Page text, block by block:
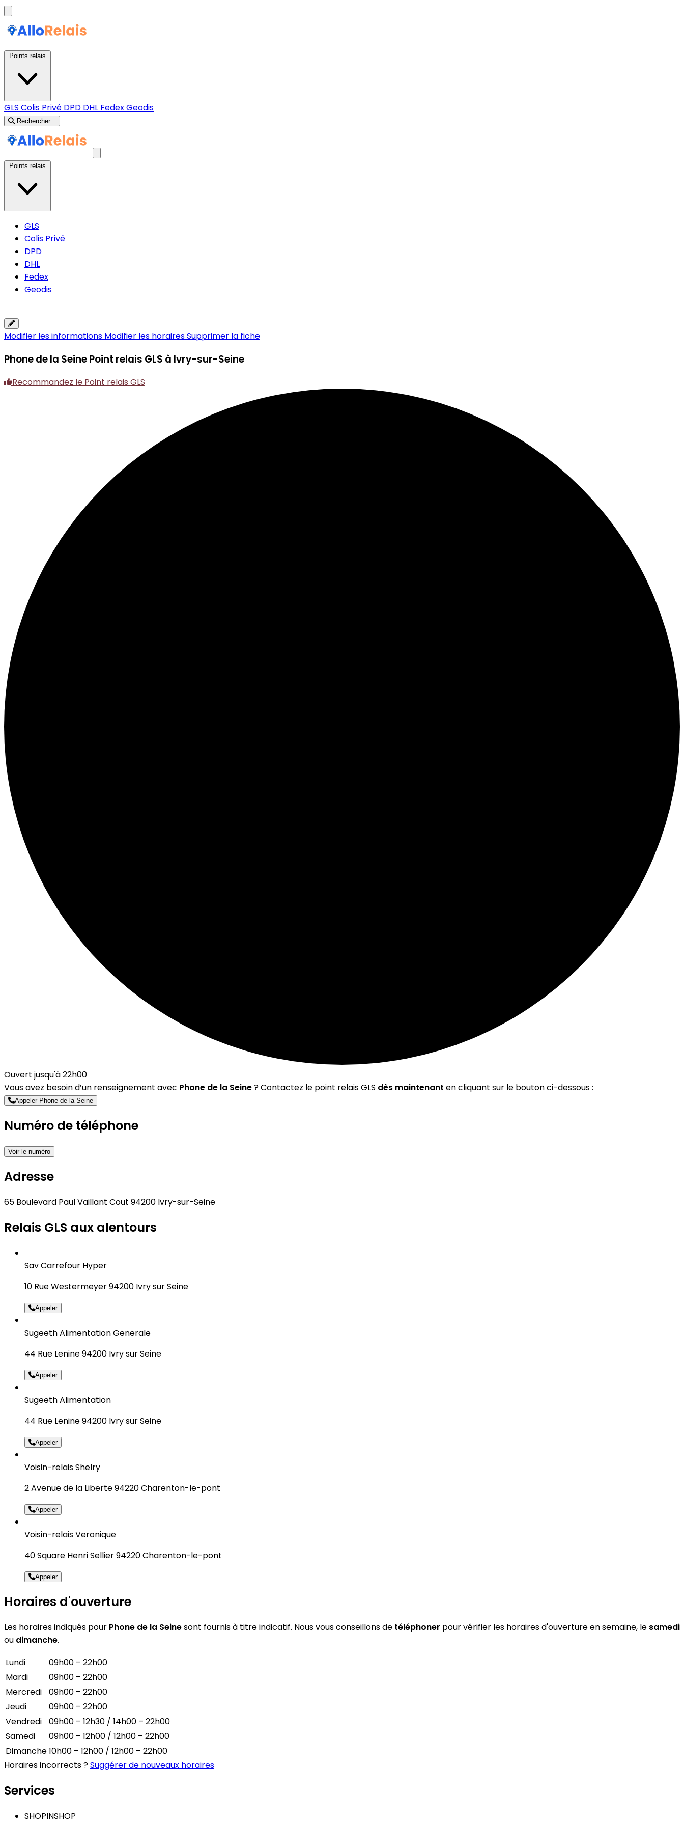
GLS Colis Privé DPD DHL FedexGeodis
Rechercher...
GLS
Colis Privé
DPD
DHL
Fedex
Geodis
Modifier les informations Modifier les horairesSupprimer la fiche
Phone de la SeinePoint relais GLS à Ivry-sur-Seine
Recommandez le Point relais GLS
Ouvert jusqu'à 22h00
Vous avez besoin d’un renseignement avec Phone de la Seine? Contactez le point relais GLS dès maintenant en cliquant sur le bouton ci-dessous :
Appeler Phone de la Seine
Numéro de téléphone
Voir le numéro
Adresse
65 Boulevard Paul Vaillant Cout 94200 Ivry-sur-Seine
Relais GLS aux alentours
Sav Carrefour Hyper
10 Rue Westermeyer 94200 Ivry sur Seine
Appeler
Sugeeth Alimentation Generale
44 Rue Lenine 94200 Ivry sur Seine
Appeler
Sugeeth Alimentation
44 Rue Lenine 94200 Ivry sur Seine
Appeler
Voisin-relais Shelry
2 Avenue de la Liberte 94220 Charenton-le-pont
Appeler
Voisin-relais Veronique
40 Square Henri Sellier 94220 Charenton-le-pont
Appeler
Horaires d'ouverture
Les horaires indiqués pour Phone de la Seinesont fournis à titre indicatif. Nous vous conseillons de téléphoner pour vérifier les horaires d'ouverture en semaine, le samedi
ou dimanche.
Lundi
09h00 – 22h00
Mardi
09h00 – 22h00
Mercredi
09h00 – 22h00
Jeudi
09h00 – 22h00
Vendredi
09h00 – 12h30 / 14h00 – 22h00
Samedi
09h00 – 12h00 / 12h00 – 22h00
Dimanche10h00 – 12h00 / 12h00 – 22h00
Horaires incorrects ?Suggérer de nouveaux horaires
Services
SHOPINSHOP